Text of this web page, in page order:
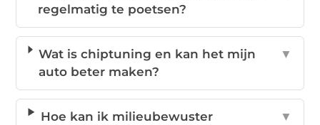
regelmatig te poetsen?
Wat is chiptuning en kan het mijn
auto beter maken?
▼
Hoe kan ik milieubewuster
▼